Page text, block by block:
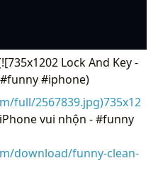
Lock And Key -
#iphone)
full/2567839.jpg)735x12
vui nhộn - #funny
download/funny-clean-